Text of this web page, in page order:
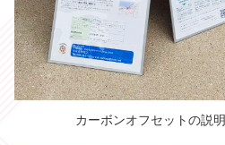
カーボンオフセットの説明